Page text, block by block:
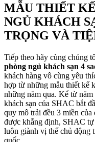
MẪU THIẾT
NGỦ KHÁCH
TRỌNG VÀ
Tiếp theo hãy cùng chúng
phòng ngủ khách sạn 4
khách hàng vô cùng yêu
hợp từ những mẫu thiết kế
những năm qua. Kể từ
khách sạn của SHAC bắt
quy mô trải đều 3 miền
được khẳng định, SHAC
luôn giành vị thế chủ động
quốc.